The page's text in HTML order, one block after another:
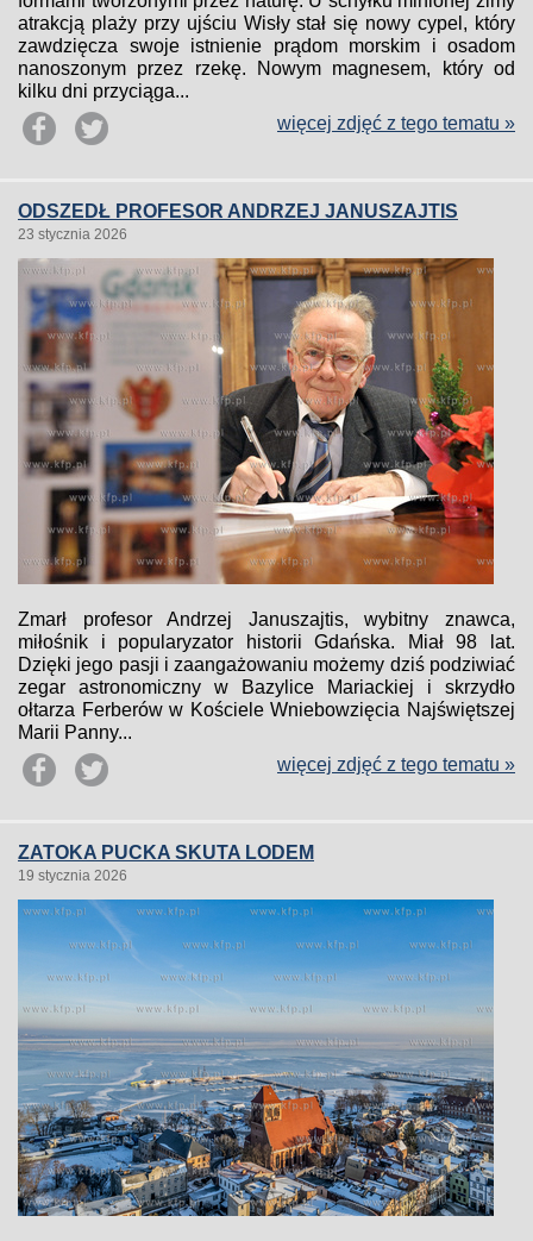
atrakcją plaży przy ujściu Wisły stał się nowy cypel, który
zawdzięcza swoje istnienie prądom morskim i osadom
nanoszonym przez rzekę. Nowym magnesem, który od
kilku dni przyciąga...
więcej zdjęć z tego tematu »
ODSZEDŁ PROFESOR ANDRZEJ JANUSZAJTIS
23 stycznia 2026
Zmarł profesor Andrzej Januszajtis, wybitny znawca,
miłośnik i popularyzator historii Gdańska. Miał 98 lat.
Dzięki jego pasji i zaangażowaniu możemy dziś podziwiać
zegar astronomiczny w Bazylice Mariackiej i skrzydło
ołtarza Ferberów w Kościele Wniebowzięcia Najświętszej
Marii Panny...
więcej zdjęć z tego tematu »
ZATOKA PUCKA SKUTA LODEM
19 stycznia 2026